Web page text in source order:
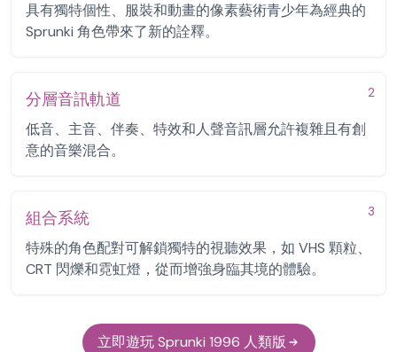
具有獨特個性、服裝和動畫的像素藝術青少年為經典的
Sprunki 角色帶來了新的詮釋。
2
分層音訊軌道
低音、主音、伴奏、特效和人聲音訊層允許複雜且有創
意的音樂混合。
3
組合系統
特殊的角色配對可解鎖獨特的視聽效果，如 VHS 顆粒、
CRT 閃爍和霓虹燈，從而增強身臨其境的體驗。
立即遊玩 Sprunki 1996 人類版